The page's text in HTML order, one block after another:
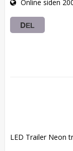
Online siden
DEL
LED Trailer Neon